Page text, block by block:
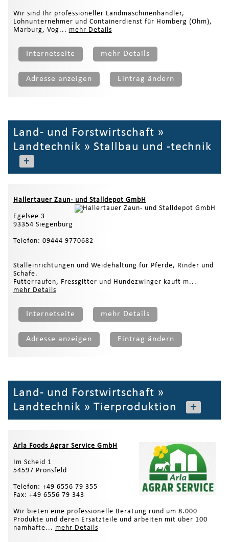
Wir sind Ihr professioneller Landmaschinenhändler,
Lohnunternehmer und Containerdienst für Homberg (Ohm),
Marburg, Vog... mehr Details
Internetseite mehr Details
Adresse anzeigen Eintrag ändern
Land- und Forstwirtschaft »
Landtechnik » Stallbau und -technik
+
Hallertauer Zaun- und Stalldepot GmbH
Egelsee 3
93354 Siegenburg
Telefon: 09444 9770682
Stalleinrichtungen und Weidehaltung für Pferde, Rinder und
Schafe.
Futterraufen, Fressgitter und Hundezwinger kauft m...
mehr Details
Internetseite mehr Details
Adresse anzeigen Eintrag ändern
Land- und Forstwirtschaft »
Landtechnik » Tierproduktion +
Arla Foods Agrar Service GmbH
Im Scheid 1
54597 Pronsfeld
Telefon: +49 6556 79 355
Fax: +49 6556 79 343
Wir bieten eine professionelle Beratung rund um 8.000
Produkte und deren Ersatzteile und arbeiten mit über 100
namhafte... mehr Details